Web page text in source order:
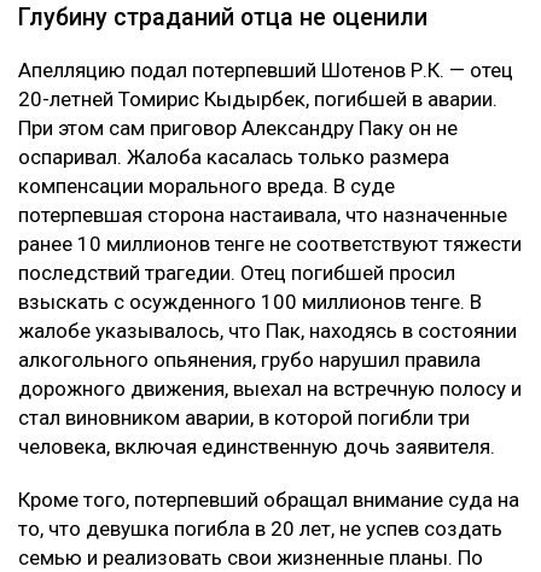
Глубину страданий отца не оценили
Апелляцию подал потерпевший Шотенов Р.К. — отец
20-летней Томирис Кыдырбек, погибшей в аварии.
При этом сам приговор Александру Паку он не
оспаривал. Жалоба касалась только размера
компенсации морального вреда. В суде
потерпевшая сторона настаивала, что назначенные
ранее 10 миллионов тенге не соответствуют тяжести
последствий трагедии. Отец погибшей просил
взыскать с осужденного 100 миллионов тенге. В
жалобе указывалось, что Пак, находясь в состоянии
алкогольного опьянения, грубо нарушил правила
дорожного движения, выехал на встречную полосу и
стал виновником аварии, в которой погибли три
человека, включая единственную дочь заявителя.
Кроме того, потерпевший обращал внимание суда на
то, что девушка погибла в 20 лет, не успев создать
семью и реализовать свои жизненные планы. По